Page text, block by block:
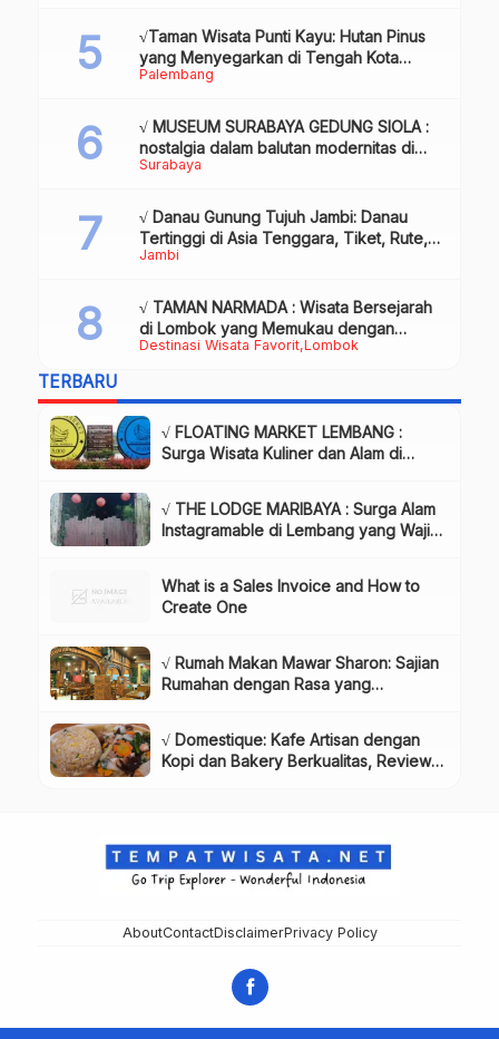
Palembang
√Taman Wisata Punti Kayu: Hutan Pinus
yang Menyegarkan di Tengah Kota
Palembang
Surabaya
√ MUSEUM SURABAYA GEDUNG SIOLA :
nostalgia dalam balutan modernitas di
tengah kota pahlawan, Review & Info
Jambi
√ Danau Gunung Tujuh Jambi: Danau
Tertinggi di Asia Tenggara, Tiket, Rute,
Daya Tarik & Tips Lengkap
Destinasi Wisata Favorit Lombok
√ TAMAN NARMADA : Wisata Bersejarah
di Lombok yang Memukau dengan
Keindahan Alam & Budaya
TERBARU
√ FLOATING MARKET LEMBANG :
Surga Wisata Kuliner dan Alam di
√ THE LODGE MARIBAYA : Surga Alam
Instagramable di Lembang yang Wajib
What is a Sales Invoice and How to
Create One
√ Rumah Makan Mawar Sharon: Sajian
Rumahan dengan Rasa yang
√ Domestique: Kafe Artisan dengan
Kopi dan Bakery Berkualitas, Review
AboutContactDisclaimerPrivacy Policy